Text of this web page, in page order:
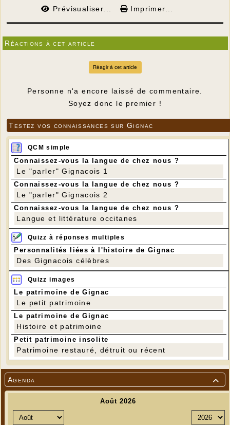

Agenda
Prévisualiser... Imprimer...
Réactions à cet article
Réagir à cet article
Personne n'a encore laissé de commentaire.
Soyez donc le premier !
Testez vos connaissances sur Gignac
QCM simple
Connaissez-vous la langue de chez nous ?
Le "parler" Gignacois 1
Connaissez-vous la langue de chez nous ?
Le "parler" Gignacois 2
Connaissez-vous la langue de chez nous ?
Langue et littérature occitanes
Quizz à réponses multiples
Personnalités liées à l'histoire de Gignac
Des Gignacois célèbres
Quizz images
Le patrimoine de Gignac
Le petit patrimoine
Le patrimoine de Gignac
Histoire et patrimoine
Petit patrimoine insolite
Patrimoine restauré, détruit ou récent